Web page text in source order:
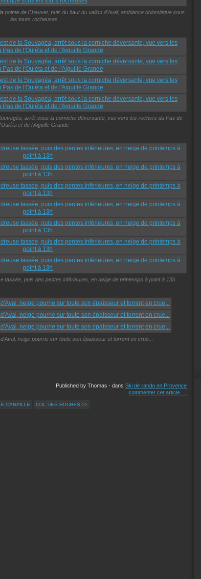
pointe de Chauvet, puis du haut du vallon d'Aval, ambiance dolomitique sous
les tours rocheuses
arrêt sous la corniche déversante, vue vers les rochers du Pas de
et de l'Aiguille Grande
tassée, puis des pentes inférieures, en neige de printemps à point à 13h
neige pourrie sur toute son épaisseur et torrent en crue...
Published by Thomas - dans Ski de rando en Provence
commenter cet article
CANAILLE COL DES ROCHES >>